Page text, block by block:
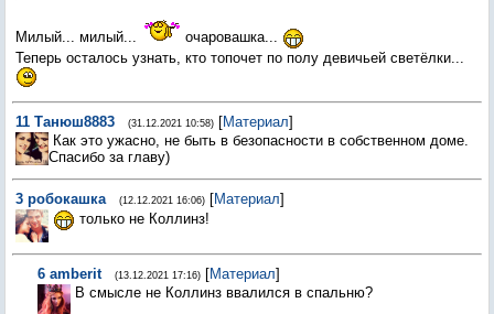
Милый... милый...
очаровашка...
Теперь осталось узнать, кто топочет по полу девичьей светёлки...
11 Танюш8883 (31.12.2021 10:58) [Материал]
Как это ужасно, не быть в безопасности в собственном доме.
Спасибо за главу)
3 робокашка (12.12.2021 16:06) [Материал]
только не Коллинз!
6 amberit (13.12.2021 17:16) [Материал]
В смысле не Коллинз ввалился в спальню?